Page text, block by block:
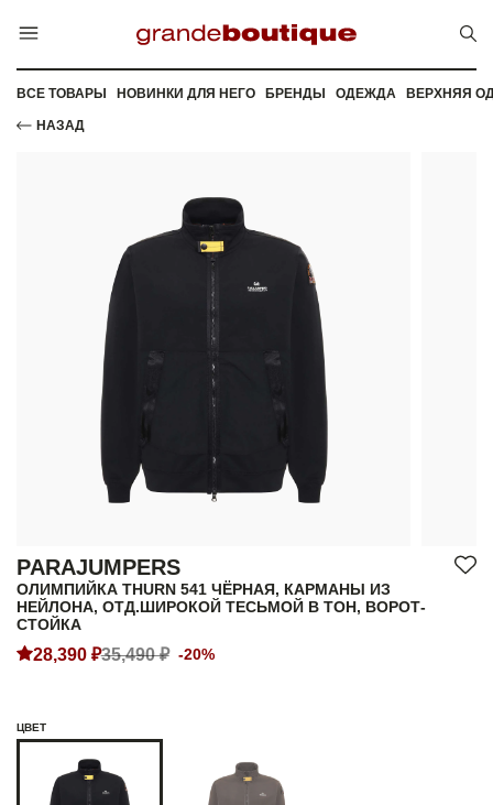
ВСЕ ТОВАРЫ НОВИНКИ ДЛЯ НЕГО БРЕНДЫ ОДЕЖДА ВЕРХНЯЯ
НАЗАД
PARAJUMPERS
ОЛИМПИЙКА THURN 541 ЧЁРНАЯ, КАРМАНЫ ИЗ
НЕЙЛОНА, ОТД.ШИРОКОЙ ТЕСЬМОЙ В ТОН, ВОРОТ-
СТОЙКА
28,390 ₽35,490 ₽ -20%
ЦВЕТ